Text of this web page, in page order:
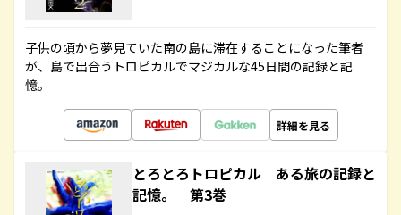
子供の頃から夢見ていた南の島に滞在することになった筆者
が、島で出合うトロピカルでマジカルな45日間の記録と記
憶。
詳細を見る
とろとろトロピカル ある旅の記録と
記憶。 第3巻